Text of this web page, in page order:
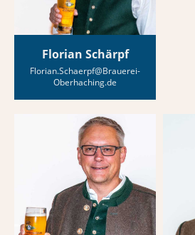
Florian Schärpf
Florian.Schaerpf@Brauerei-
Oberhaching.de